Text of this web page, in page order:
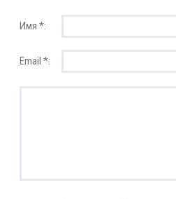
Имя *:
Email *: